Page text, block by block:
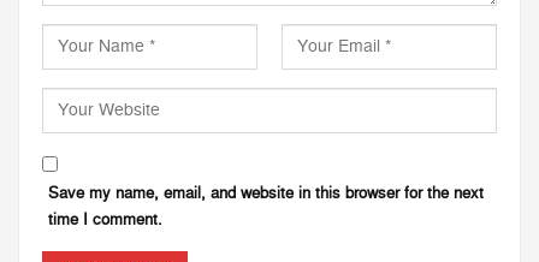
Save my name, email, and website in this browser for the next
time I comment.